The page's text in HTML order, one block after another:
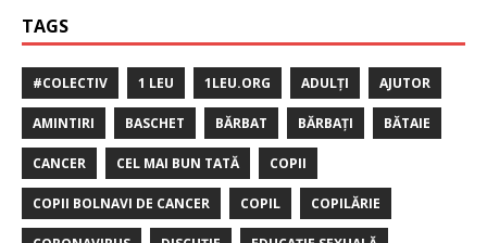
TAGS
#COLECTIV 1 LEU 1LEU.ORG ADULȚI AJUTOR
AMINTIRI BASCHET BĂRBAT BĂRBAȚI BĂTAIE
CANCER CEL MAI BUN TATĂ COPII
COPII BOLNAVI DE CANCER COPIL COPILĂRIE